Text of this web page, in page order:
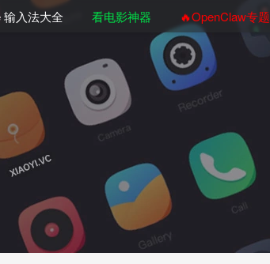
输入法大全 看电影神器 🔥OpenClaw专题